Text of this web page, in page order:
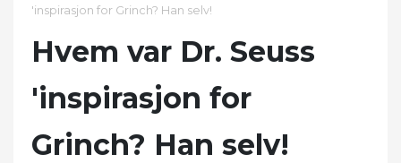
'inspirasjon for Grinch? Han selv!
Hvem var Dr. Seuss
'inspirasjon for
Grinch? Han selv!